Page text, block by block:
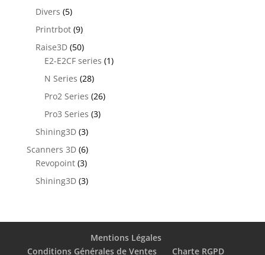
Divers (5)
Printrbot (9)
Raise3D (50)
E2-E2CF series (1)
N Series (28)
Pro2 Series (26)
Pro3 Series (3)
Shining3D (3)
Scanners 3D (6)
Revopoint (3)
Shining3D (3)
Mentions Légales
Conditions Générales de Ventes
Charte RGPD